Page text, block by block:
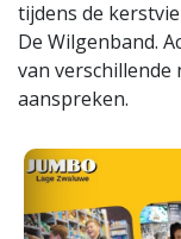
tijdens de
De Wilgenband.
van verschillende
aanspreken.